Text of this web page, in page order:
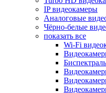
IP видеокамеры
Аналоговые
Чёрно-белые
показать все
Wi-Fi